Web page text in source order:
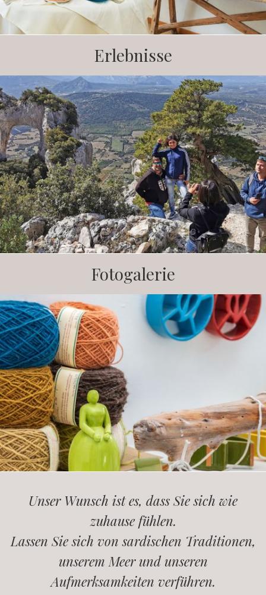
Erlebnisse
Fotogalerie
Unser Wunsch ist es, dass Sie sich wie
zuhause fühlen.
Lassen Sie sich von sardischen Traditionen,
unserem Meer und unseren
Aufmerksamkeiten verführen.